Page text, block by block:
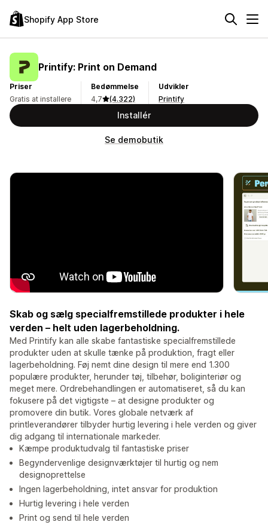
Shopify App Store
Printify: Print on Demand
Priser
Gratis at installere
Bedømmelse
4,7
(4.322)
Udvikler
Printify
Installér
Se demobutik
Skab og sælg specialfremstillede produkter i hele
verden – helt uden lagerbeholdning.
Med Printify kan alle skabe fantastiske specialfremstillede
produkter uden at skulle tænke på produktion, fragt eller
lagerbeholdning. Føj nemt dine design til mere end 1.300
populære produkter, herunder tøj, tilbehør, boliginteriør og
meget mere. Ordrebehandlingen er automatiseret, så du kan
fokusere på det vigtigste – at designe produkter og
promovere din butik. Vores globale netværk af
printleverandører tilbyder hurtig levering i hele verden og giver
dig adgang til internationale markeder.
Kæmpe produktudvalg til fantastiske priser
Begyndervenlige designværktøjer til hurtig og nem
designoprettelse
Ingen lagerbeholdning, intet ansvar for produktion
Hurtig levering i hele verden
Print og send til hele verden